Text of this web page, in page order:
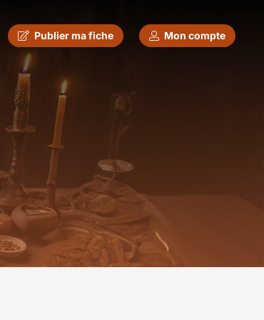
Publier ma fiche Mon compte